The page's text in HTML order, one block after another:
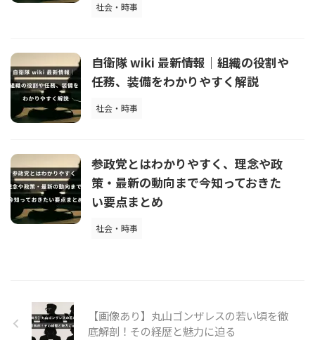
社会・時事
自衛隊 wiki 最新情報｜組織の役割や
任務、装備をわかりやすく解説
社会・時事
参政党とはわかりやすく、理念や政
策・最新の動向まで今知っておきた
い要点まとめ
社会・時事
【画像あり】丸山ゴンザレスの若い頃を徹
底解剖！その経歴と魅力に迫る